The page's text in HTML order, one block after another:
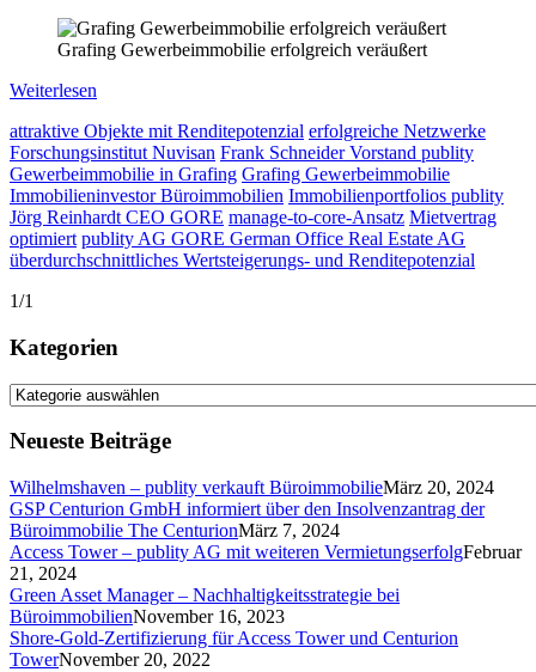
Grafing Gewerbeimmobilie erfolgreich veräußert
Weiterlesen
attraktive Objekte mit Renditepotenzial erfolgreiche Netzwerke
Forschungsinstitut Nuvisan Frank Schneider Vorstand publity
Gewerbeimmobilie in Grafing Grafing Gewerbeimmobilie
Immobilieninvestor Büroimmobilien Immobilienportfolios publity
Jörg Reinhardt CEO GORE manage-to-core-Ansatz Mietvertrag
optimiert publity AG GORE German Office Real Estate AG
überdurchschnittliches Wertsteigerungs- und Renditepotenzial
1/1
Kategorien
Kategorien
Neueste Beiträge
Wilhelmshaven – publity verkauft BüroimmobilieMärz 20, 2024
GSP Centurion GmbH informiert über den Insolvenzantrag der
Büroimmobilie The CenturionMärz 7, 2024
Access Tower – publity AG mit weiteren VermietungserfolgFebruar
21, 2024
Green Asset Manager – Nachhaltigkeitsstrategie bei
BüroimmobilienNovember 16, 2023
Shore-Gold-Zertifizierung für Access Tower und Centurion
TowerNovember 20, 2022